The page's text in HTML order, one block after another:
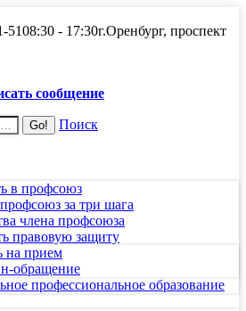
5108:30 - 17:30г.Оренбург, проспект
сообщение
Поиск
в профсоюз
за три шага
члена профсоюза
правовую защиту
на прием
обращение
профессиональное образование